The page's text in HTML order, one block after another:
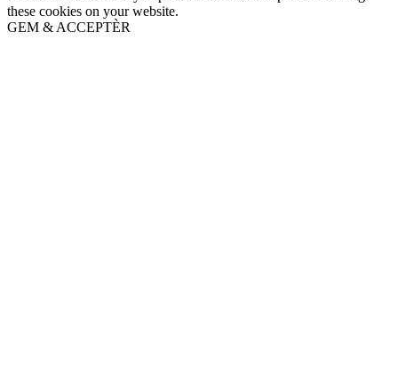
these cookies on your website.
GEM & ACCEPTÈR